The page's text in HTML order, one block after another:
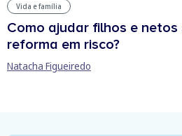
Vida e família
Como ajudar filhos e netos
reforma em risco?
Natacha Figueiredo